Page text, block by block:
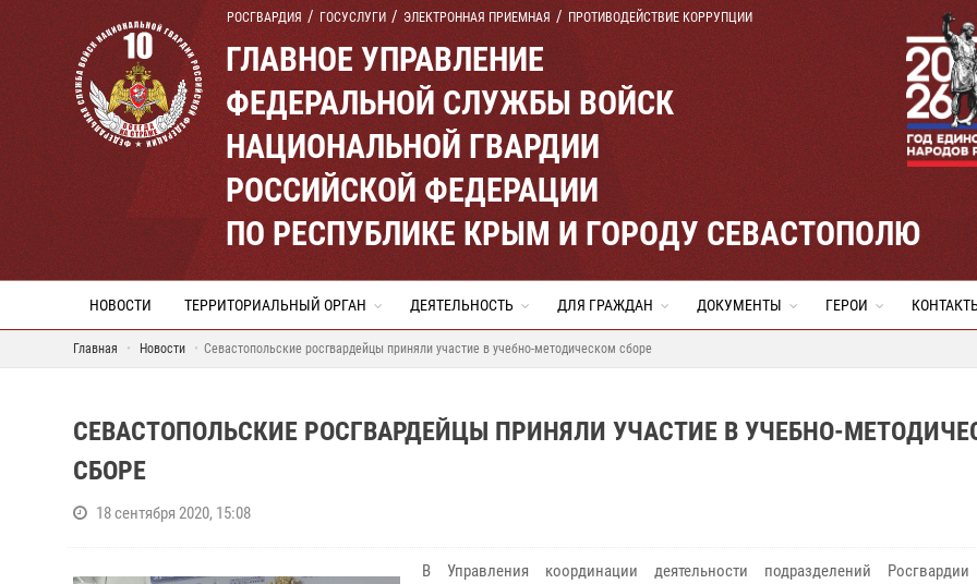
РОСГВАРДИЯ ГОСУСЛУГИ ЭЛЕКТРОННАЯ ПРИЕМНАЯ ПРОТИВОДЕЙСТВИЕ КОРРУПЦИИ
ГЛАВНОЕ УПРАВЛЕНИЕ
ФЕДЕРАЛЬНОЙ СЛУЖБЫ ВОЙСК
НАЦИОНАЛЬНОЙ ГВАРДИИ
РОССИЙСКОЙ ФЕДЕРАЦИИ
ПО РЕСПУБЛИКЕ КРЫМ И ГОРОДУ СЕВАСТОПОЛЮ
НОВОСТИ ТЕРРИТОРИАЛЬНЫЙ ОРГАН ДЕЯТЕЛЬНОСТЬ ДЛЯ ГРАЖДАН ДОКУМЕНТЫ ГЕРОИ
Главная Новости Севастопольские росгвардейцы приняли участие в учебно-методическом сборе
СЕВАСТОПОЛЬСКИЕ РОСГВАРДЕЙЦЫ ПРИНЯЛИ УЧАСТИЕ В УЧЕБНО-
СБОРЕ
18 сентября 2020, 15:08
В Управления координации деятельности подразделений